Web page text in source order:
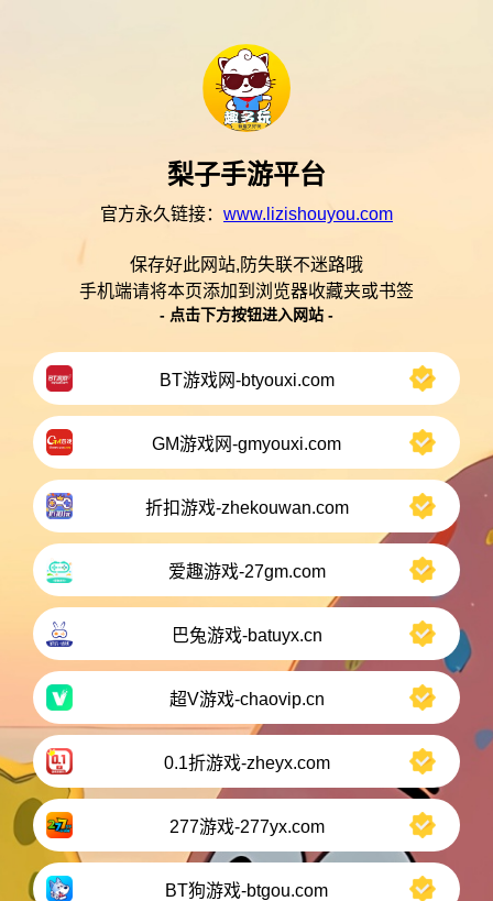
梨子手游平台
官方永久链接： www.lizishouyou.com
保存好此网站,防失联不迷路哦
手机端请将本页添加到浏览器收藏夹或书签
- 点击下方按钮进入网站 -
BT游戏网-btyouxi.com
GM游戏网-gmyouxi.com
折扣游戏-zhekouwan.com
爱趣游戏-27gm.com
巴兔游戏-batuyx.cn
超V游戏-chaovip.cn
0.1折游戏-zheyx.com
277游戏-277yx.com
BT狗游戏-btgou.com